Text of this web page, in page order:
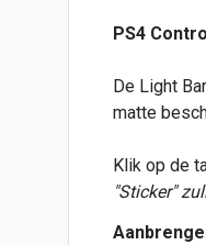
PS4
De Light
matte
Klik op de
"Sticker"